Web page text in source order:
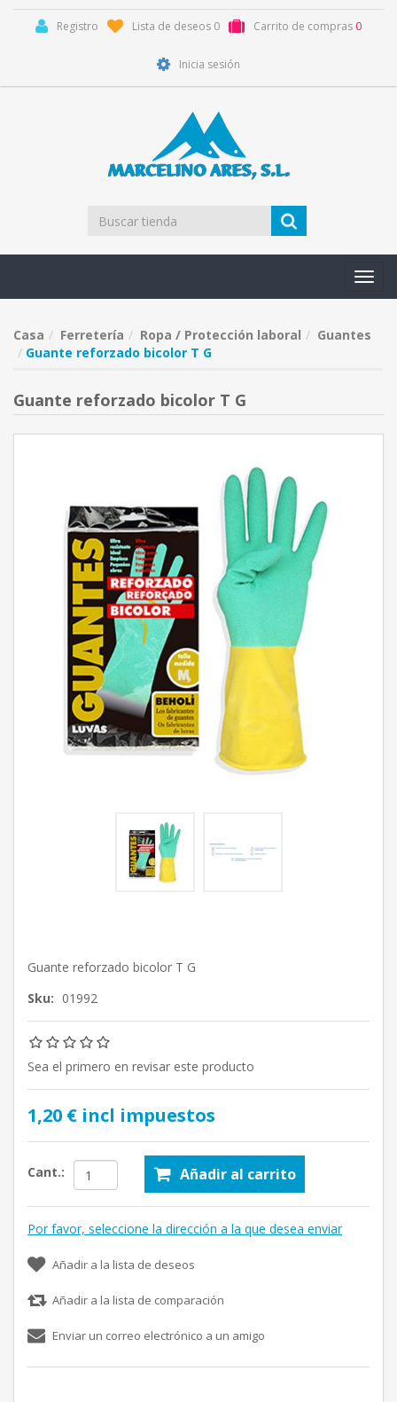
Registro Lista de deseos 0 Carrito de compras 0
Inicia sesión
Casa Ferretería Ropa / Protección laboral
Guantes
Guante reforzado bicolor T G
Guante reforzado bicolor T G
Guante reforzado bicolor T G
Sku: 01992
Sea el primero en revisar este producto
1,20 € incl impuestos
Cant.: Añadir al carrito
Por favor, seleccione la dirección a la que desea enviar
Añadir a la lista de deseos
Añadir a la lista de comparación
Enviar un correo electrónico a un amigo